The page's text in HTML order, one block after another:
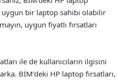
uygun bir laptop sahibi olabilir
uygun fiyatlı fırsatları
ile de kullanıcıların ilgisini
BİM’deki HP laptop fırsatları,